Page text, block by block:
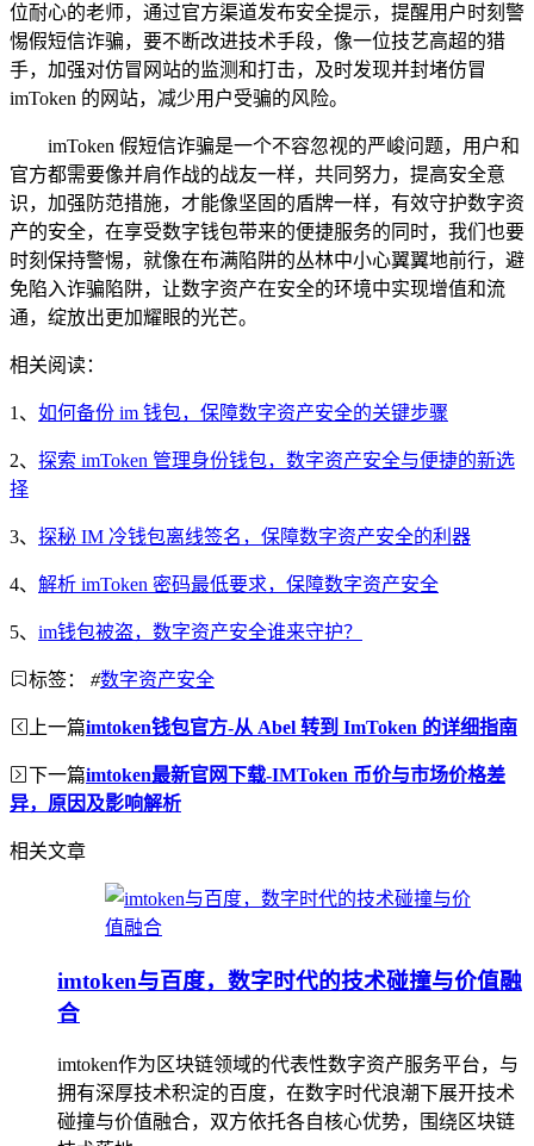
位耐心的老师，通过官方渠道发布安全提示，提醒用户时刻警
惕假短信诈骗，要不断改进技术手段，像一位技艺高超的猎
手，加强对仿冒网站的监测和打击，及时发现并封堵仿冒
imToken 的网站，减少用户受骗的风险。
imToken 假短信诈骗是一个不容忽视的严峻问题，用户和
官方都需要像并肩作战的战友一样，共同努力，提高安全意
识，加强防范措施，才能像坚固的盾牌一样，有效守护数字资
产的安全，在享受数字钱包带来的便捷服务的同时，我们也要
时刻保持警惕，就像在布满陷阱的丛林中小心翼翼地前行，避
免陷入诈骗陷阱，让数字资产在安全的环境中实现增值和流
通，绽放出更加耀眼的光芒。
相关阅读：
1、 如何备份 im 钱包，保障数字资产安全的关键步骤
2、 探索 imToken 管理身份钱包，数字资产安全与便捷的新选
择
3、 探秘 IM 冷钱包离线签名，保障数字资产安全的利器
4、 解析 imToken 密码最低要求，保障数字资产安全
5、 im钱包被盗，数字资产安全谁来守护？
标签： #数字资产安全
上一篇imtoken钱包官方-从 Abel 转到 ImToken 的详细指南
下一篇imtoken最新官网下载-IMToken 币价与市场价格差
异，原因及影响解析
相关文章
imtoken与百度，数字时代的技术碰撞与价值融
合
imtoken作为区块链领域的代表性数字资产服务平台，与
拥有深厚技术积淀的百度，在数字时代浪潮下展开技术
碰撞与价值融合，双方依托各自核心优势，围绕区块链